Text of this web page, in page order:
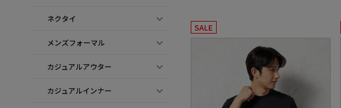
ネクタイ
メンズフォーマル
カジュアルアウター
カジュアルインナー
SALE